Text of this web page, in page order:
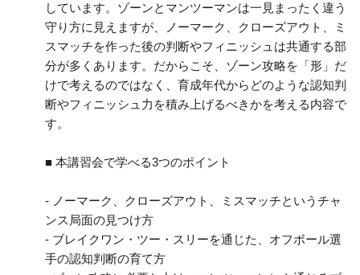
しています。ゾーンとマンツーマンは一見まったく違う
守り方に見えますが、ノーマーク、クローズアウト、ミ
スマッチを作った後の判断やフィニッシュは共通する部
分が多くあります。だからこそ、ゾーン攻略を「形」だ
けで考えるのではなく、育成年代からどのような認知判
断やフィニッシュ力を積み上げるべきかを考える内容で
す。
■ 本講習会で学べる3つのポイント
- ノーマーク、クローズアウト、ミスマッチというチャ
ンス局面の見つけ方
- ブレイクワン・ツー・スリーを通じた、オフボール選
手の認知判断の育て方